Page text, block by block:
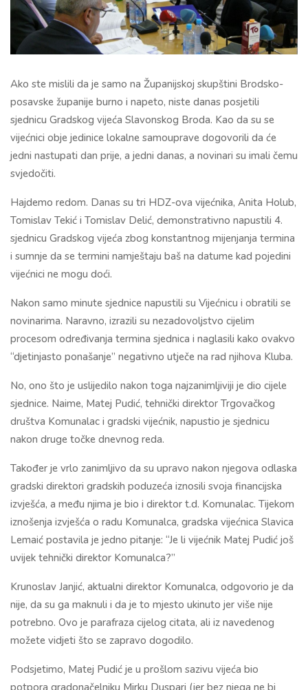
Ako ste mislili da je samo na Županijskoj skupštini Brodsko-
posavske županije burno i napeto, niste danas posjetili
sjednicu Gradskog vijeća Slavonskog Broda. Kao da su se
vijećnici obje jedinice lokalne samouprave dogovorili da će
jedni nastupati dan prije, a jedni danas, a novinari su imali čemu
svjedočiti.
Hajdemo redom. Danas su tri HDZ-ova vijećnika, Anita Holub,
Tomislav Tekić i Tomislav Delić, demonstrativno napustili 4.
sjednicu Gradskog vijeća zbog konstantnog mijenjanja termina
i sumnje da se termini namještaju baš na datume kad pojedini
vijećnici ne mogu doći.
Nakon samo minute sjednice napustili su Vijećnicu i obratili se
novinarima. Naravno, izrazili su nezadovoljstvo cijelim
procesom određivanja termina sjednica i naglasili kako ovakvo
“djetinjasto ponašanje” negativno utječe na rad njihova Kluba.
No, ono što je uslijedilo nakon toga najzanimljiviji je dio cijele
sjednice. Naime, Matej Pudić, tehnički direktor Trgovačkog
društva Komunalac i gradski vijećnik, napustio je sjednicu
nakon druge točke dnevnog reda.
Također je vrlo zanimljivo da su upravo nakon njegova odlaska
gradski direktori gradskih poduzeća iznosili svoja financijska
izvješća, a među njima je bio i direktor t.d. Komunalac. Tijekom
iznošenja izvješća o radu Komunalca, gradska vijećnica Slavica
Lemaić postavila je jedno pitanje: “Je li vijećnik Matej Pudić još
uvijek tehnički direktor Komunalca?”
Krunoslav Janjić, aktualni direktor Komunalca, odgovorio je da
nije, da su ga maknuli i da je to mjesto ukinuto jer više nije
potrebno. Ovo je parafraza cijelog citata, ali iz navedenog
možete vidjeti što se zapravo dogodilo.
Podsjetimo, Matej Pudić je u prošlom sazivu vijeća bio